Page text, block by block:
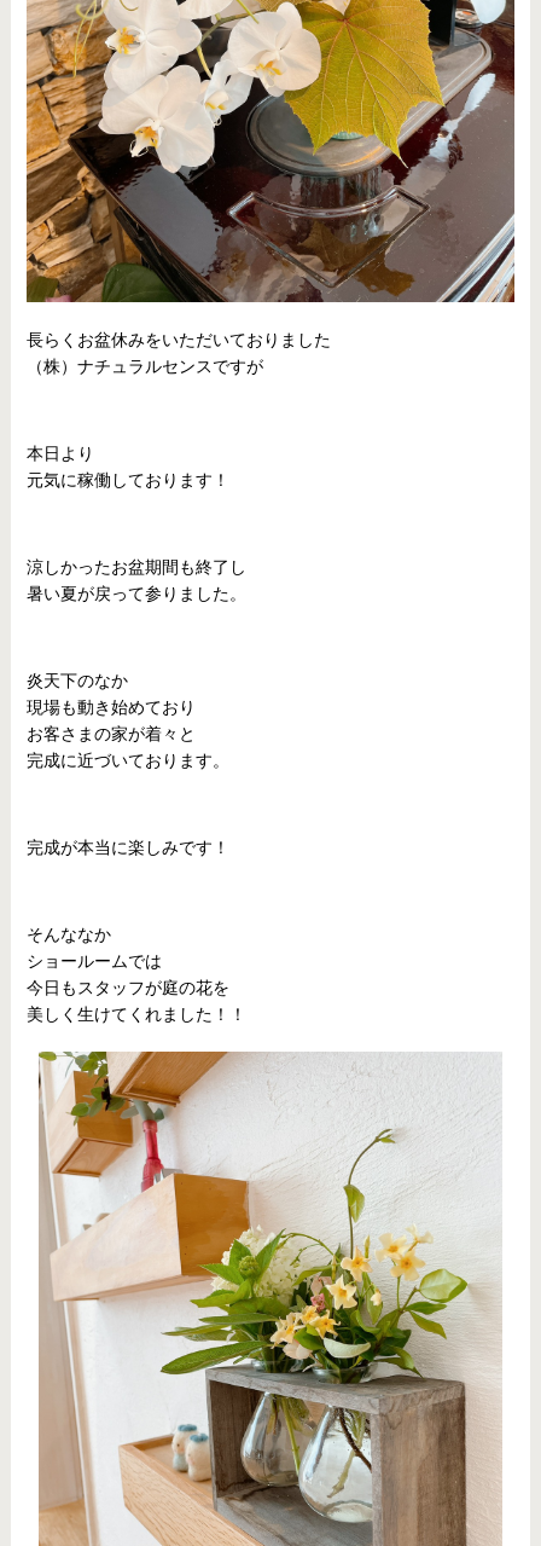
長らくお盆休みをいただいておりました
（株）ナチュラルセンスですが
本日より
元気に稼働しております！
涼しかったお盆期間も終了し
暑い夏が戻って参りました。
炎天下のなか
現場も動き始めており
お客さまの家が着々と
完成に近づいております。
完成が本当に楽しみです！
そんななか
ショールームでは
今日もスタッフが庭の花を
美しく生けてくれました！！